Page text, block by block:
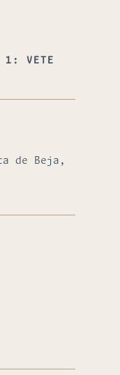
1: VÉTE
de Beja,